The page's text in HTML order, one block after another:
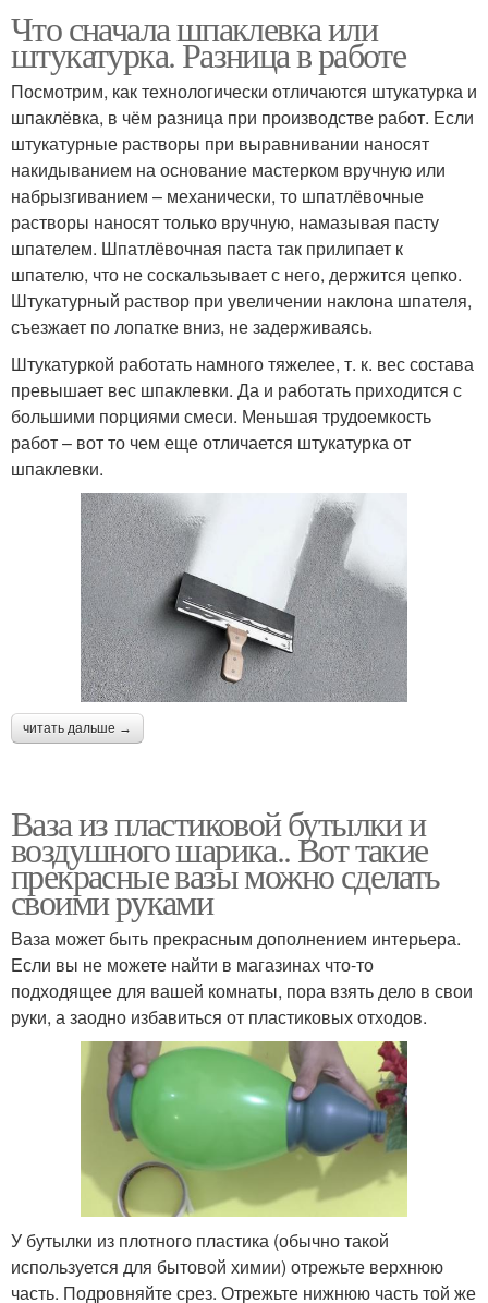
Что сначала шпаклевка или
штукатурка. Разница в работе
Посмотрим, как технологически отличаются штукатурка и
шпаклёвка, в чём разница при производстве работ. Если
штукатурные растворы при выравнивании наносят
накидыванием на основание мастерком вручную или
набрызгиванием – механически, то шпатлёвочные
растворы наносят только вручную, намазывая пасту
шпателем. Шпатлёвочная паста так прилипает к
шпателю, что не соскальзывает с него, держится цепко.
Штукатурный раствор при увеличении наклона шпателя,
съезжает по лопатке вниз, не задерживаясь.
Штукатуркой работать намного тяжелее, т. к. вес состава
превышает вес шпаклевки. Да и работать приходится с
большими порциями смеси. Меньшая трудоемкость
работ – вот то чем еще отличается штукатурка от
шпаклевки.
читать дальше →
Ваза из пластиковой бутылки и
воздушного шарика.. Вот такие
прекрасные вазы можно сделать
своими руками
Ваза может быть прекрасным дополнением интерьера.
Если вы не можете найти в магазинах что-то
подходящее для вашей комнаты, пора взять дело в свои
руки, а заодно избавиться от пластиковых отходов.
У бутылки из плотного пластика (обычно такой
используется для бытовой химии) отрежьте верхнюю
часть. Подровняйте срез. Отрежьте нижнюю часть той же